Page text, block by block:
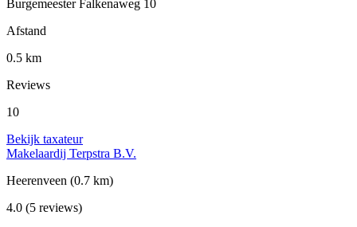
Burgemeester Falkenaweg 10
Afstand
0.5 km
Reviews
10
Bekijk taxateur
Makelaardij Terpstra B.V.
Heerenveen (0.7 km)
4.0 (5 reviews)